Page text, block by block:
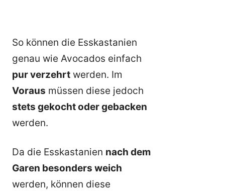
So können die Esskastanien
genau wie Avocados einfach
pur verzehrt werden. Im
Voraus müssen diese jedoch
stets gekocht oder gebacken
werden.
Da die Esskastanien nach dem
Garen besonders weich
werden, können diese